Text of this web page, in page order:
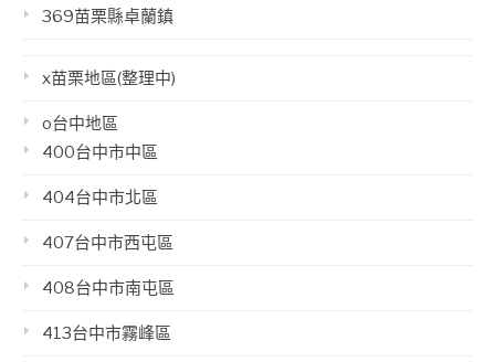
369苗栗縣卓蘭鎮
x苗栗地區(整理中)
o台中地區
400台中市中區
404台中市北區
407台中市西屯區
408台中市南屯區
413台中市霧峰區